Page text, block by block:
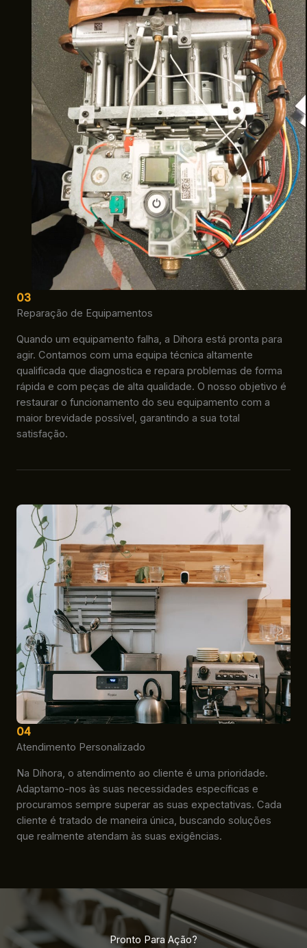
03
Reparação de Equipamentos
Quando um equipamento falha, a Dihora está pronta para
agir. Contamos com uma equipa técnica altamente
qualificada que diagnostica e repara problemas de forma
rápida e com peças de alta qualidade. O nosso objetivo é
restaurar o funcionamento do seu equipamento com a
maior brevidade possível, garantindo a sua total
satisfação.
04
Atendimento Personalizado
Na Dihora, o atendimento ao cliente é uma prioridade.
Adaptamo-nos às suas necessidades específicas e
procuramos sempre superar as suas expectativas. Cada
cliente é tratado de maneira única, buscando soluções
que realmente atendam às suas exigências.
Pronto Para Ação?